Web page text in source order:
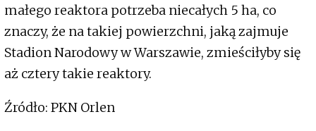
małego reaktora potrzeba niecałych 5 ha, co
znaczy, że na takiej powierzchni, jaką zajmuje
Stadion Narodowy w Warszawie, zmieściłyby się
aż cztery takie reaktory.
Źródło: PKN Orlen